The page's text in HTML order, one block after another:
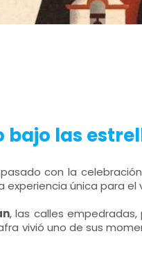
bajo las
con la
experiencia única para el
, las calles
vivió uno de sus